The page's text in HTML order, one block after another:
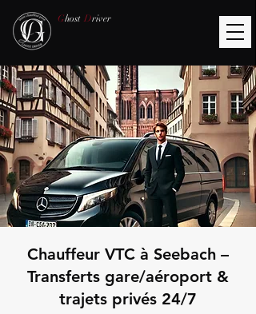
Ghost Driver
Chauffeur VTC à Seebach –
Transferts gare/aéroport &
trajets privés 24/7